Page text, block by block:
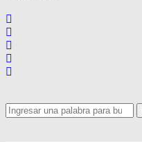
Search
for: